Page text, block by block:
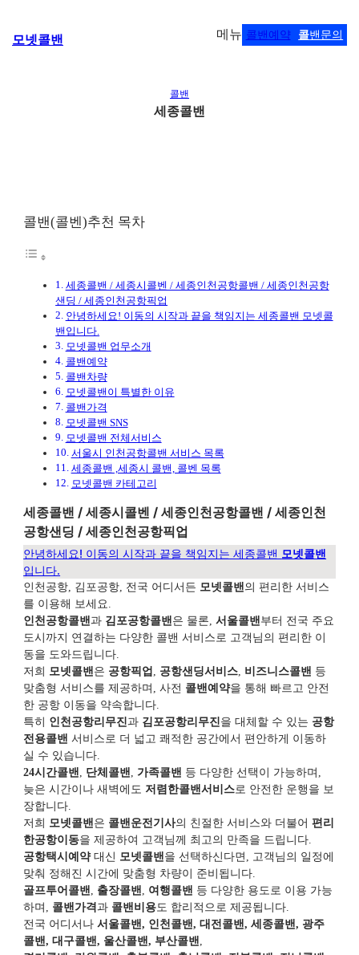
텐
모넷콜밴 메뉴 콜밴예약 콜밴문의
콜밴
세종콜밴
콜밴(콜벤)추천 목차
세종콜밴 / 세종시콜벤 / 세종인천공항콜밴 / 세종인천공항
샌딩 / 세종인천공항픽업
안녕하세요! 이동의 시작과 끝을 책임지는 세종콜밴 모넷콜
밴입니다.
모넷콜밴 업무소개
콜밴예약
콜밴차량
모넷콜밴이 특별한 이유
콜밴가격
모넷콜밴 SNS
모넷콜밴 전체서비스
서울시 인천공항콜밴 서비스 목록
세종콜밴 ,세종시 콜밴, 콜벤 목록
모넷콜밴 카테고리
세종콜밴 / 세종시콜벤 / 세종인천공항콜밴 / 세종인천
공항샌딩 / 세종인천공항픽업
안녕하세요! 이동의 시작과 끝을 책임지는 세종콜밴 모넷콜밴
입니다.
인천공항, 김포공항, 전국 어디서든 모넷콜밴 의 편리한 서비스
를 이용해 보세요.
인천공항콜밴과 김포공항콜밴 은 물론,서울콜밴 부터 전국 주요
도시까지 연결하는 다양한 콜밴 서비스로 고객님의 편리한 이
동을 도와드립니다.
저희 모넷콜밴 은 공항픽업 공항샌딩서비스 비즈니스콜밴 등
맞춤형 서비스를 제공하며, 사전 콜밴예약을 통해 빠르고 안전
한 공항 이동을 약속합니다.
특히 인천공항리무진과 김포공항리무진 을 대체할 수 있는 공항
전용콜밴 서비스로 더 넓고 쾌적한 공간에서 편안하게 이동하
실 수 있습니다.
24시간콜밴
단체콜밴 가족콜밴 등 다양한 선택이 가능하며,
늦은 시간이나 새벽에도 저렴한콜밴서비스로 안전한 운행을 보
장합니다.
저희 모넷콜밴 은 콜밴운전기사의 친절한 서비스와 더불어편리
한공항이동을 제공하여 고객님께 최고의 만족을 드립니다.
공항택시예약대신 모넷콜밴 을 선택하신다면, 고객님의 일정에
맞춰 정해진 시간에 맞춤형 차량이 준비됩니다.
골프투어콜밴
출장콜밴 여행콜밴 등 다양한 용도로 이용 가능
하며, 콜밴가격과 콜밴비용도 합리적으로 제공됩니다.
전국 어디서나서울콜밴, 인천콜밴, 대전콜밴, 세종콜밴, 광주
콜밴, 대구콜밴, 울산콜밴, 부산콜밴